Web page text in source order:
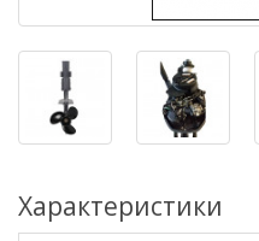
Характеристики